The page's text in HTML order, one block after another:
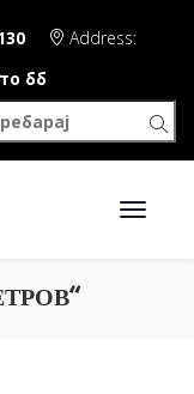
Address:
бб